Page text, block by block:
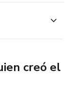
mucho
creó el